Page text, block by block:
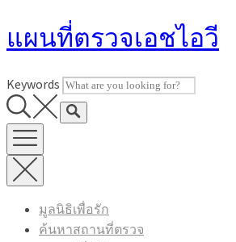
to
แผนที่ตรวจเอชไอวี
Keywords
มูลนิธิเพื่อรัก
ค้นหาสถานที่ตรวจ